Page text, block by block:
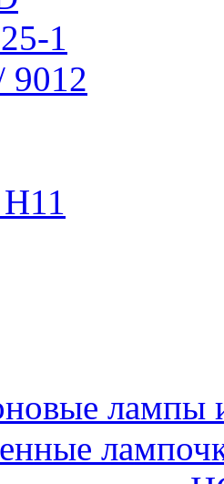
1
9012
лампы